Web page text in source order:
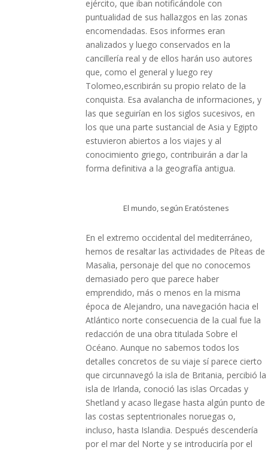
ejército, que iban notificándole con
puntualidad de sus hallazgos en las zonas
encomendadas. Esos informes eran
analizados y luego conservados en la
cancillería real y de ellos harán uso autores
que, como el general y luego rey
Tolomeo,escribirán su propio relato de la
conquista. Esa avalancha de informaciones, y
las que seguirían en los siglos sucesivos, en
los que una parte sustancial de Asia y Egipto
estuvieron abiertos a los viajes y al
conocimiento griego, contribuirán a dar la
forma definitiva a la geografía antigua.
El mundo, según Eratóstenes
En el extremo occidental del mediterráneo,
hemos de resaltar las actividades de Píteas de
Masalia, personaje del que no conocemos
demasiado pero que parece haber
emprendido, más o menos en la misma
época de Alejandro, una navegación hacia el
Atlántico norte consecuencia de la cual fue la
redacción de una obra titulada Sobre el
Océano. Aunque no sabemos todos los
detalles concretos de su viaje sí parece cierto
que circunnavegó la isla de Britania, percibió la
isla de Irlanda, conoció las islas Orcadas y
Shetland y acaso llegase hasta algún punto de
las costas septentrionales noruegas o,
incluso, hasta Islandia. Después descendería
por el mar del Norte y se introduciría por el